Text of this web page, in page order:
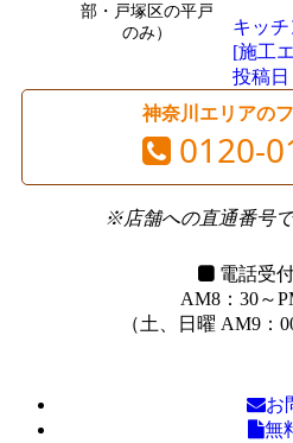
キッチ
[施工
投稿日
部・戸塚区の平戸
のみ）
神奈川エリアの
0120-
※店舗への直通番号
電話受
AM8：30～
（土、日曜 AM9：
お
無